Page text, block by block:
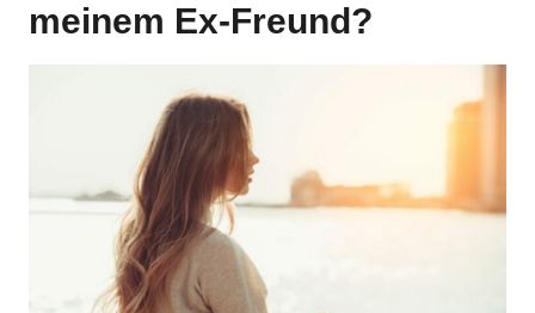
meinem Ex-Freund?